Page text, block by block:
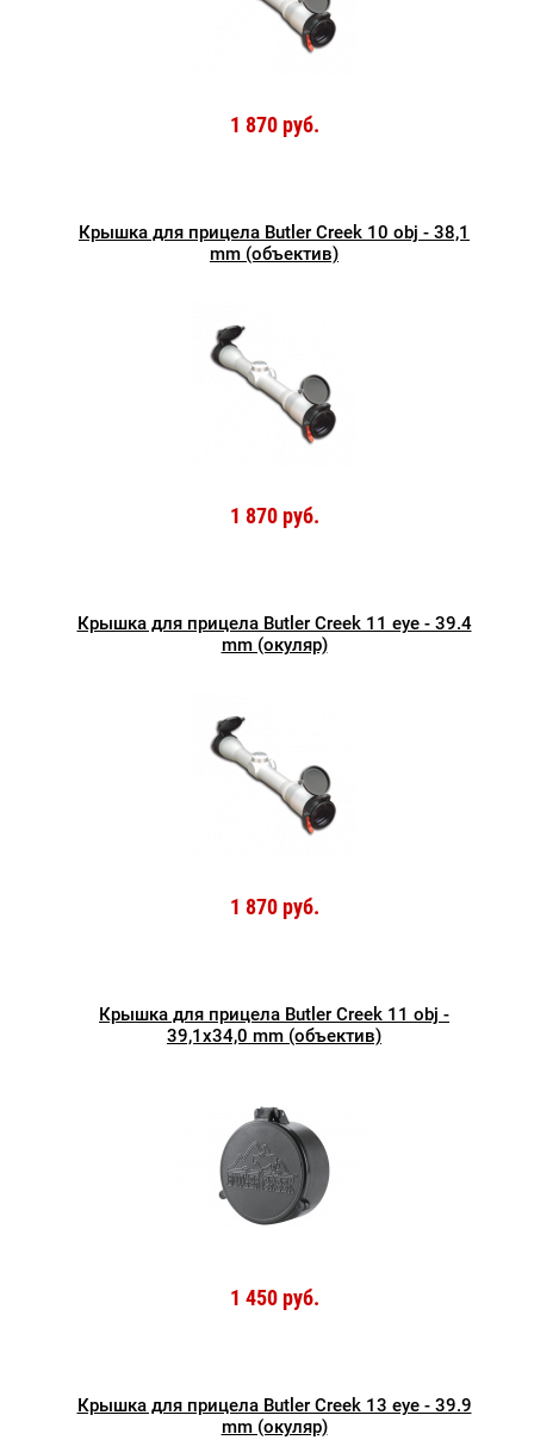
1 870 руб.
Крышка для прицела Butler Creek 10 obj - 38,1
mm (объектив)
1 870 руб.
Крышка для прицела Butler Creek 11 eye - 39.4
mm (окуляр)
1 870 руб.
Крышка для прицела Butler Creek 11 obj -
39,1x34,0 mm (объектив)
1 450 руб.
Крышка для прицела Butler Creek 13 eye - 39.9
mm (окуляр)